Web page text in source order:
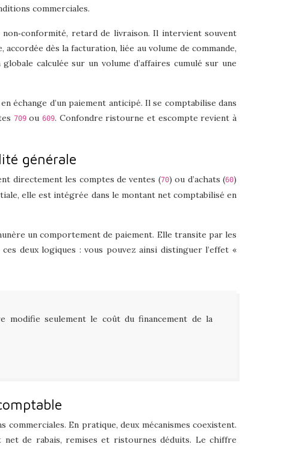
commerciales.
retard de livraison. Il intervient souvent
dès la facturation, liée au volume de commande,
calculée sur un volume d’affaires cumulé sur une
échange d’un paiement anticipé. Il se comptabilise dans
709ou609. Confondre ristourne et escompte revient à
générale
directement les comptes de ventes (70) ou d’achats (60)
elle est intégrée dans le montant net comptabilisé en
un comportement de paiement. Elle transite par les
deux logiques : vous pouvez ainsi distinguer l’effet «
modifie seulement le coût du financement de la
commerciales. En pratique, deux mécanismes coexistent.
de rabais, remises et ristournes déduits. Le chiffre